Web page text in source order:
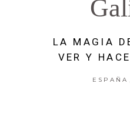
LA MAGIA
VER Y
ESPAÑA